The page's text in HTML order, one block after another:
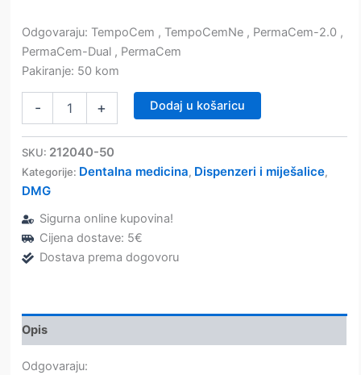
Odgovaraju: TempoCem , TempoCemNe , PermaCem-2.0 ,
PermaCem-Dual , PermaCem
Pakiranje: 50 kom
-
kratke
DMG
količina
+ Dodaj u košaricu
SKU: 212040-50
Kategorije: Dentalna medicina, Dispenzeri i miješalice,
DMG
Sigurna online kupovina!
Cijena dostave: 5€
Dostava prema dogovoru
Opis
Odgovaraju: